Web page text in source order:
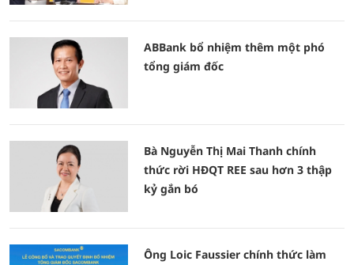
ABBank bổ nhiệm thêm một phó
tổng giám đốc
Bà Nguyễn Thị Mai Thanh chính
thức rời HĐQT REE sau hơn 3 thập
kỷ gắn bó
Ông Loic Faussier chính thức làm